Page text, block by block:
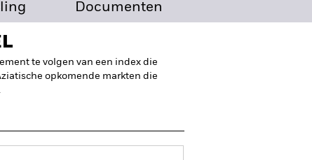
Documenten
te volgen van een index die
opkomende markten die